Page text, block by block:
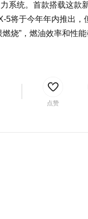
系统。首款搭载这款
5将于今年年内推出
烧”，燃油效率和性
点赞